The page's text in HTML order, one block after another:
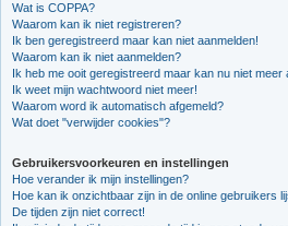
Wat is COPPA?
Waarom kan ik niet registreren?
Ik ben geregistreerd maar kan niet aanmelden!
Waarom kan ik niet aanmelden?
Ik heb me ooit geregistreerd maar kan nu niet meer
Ik weet mijn wachtwoord niet meer!
Waarom word ik automatisch afgemeld?
Wat doet "verwijder cookies"?
Gebruikersvoorkeuren en instellingen
Hoe verander ik mijn instellingen?
Hoe kan ik onzichtbaar zijn in de online gebruikers
De tijden zijn niet correct!